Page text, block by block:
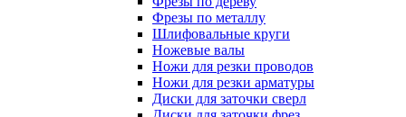
Фрезы по металлу
Шлифовальные круги
Ножевые валы
Ножи для резки проводов
Ножи для резки арматуры
Диски для заточки сверл